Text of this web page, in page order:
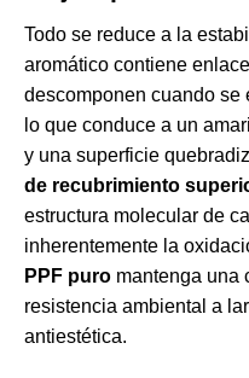
Todo se reduce a la
aromático contiene
descomponen cuando se
lo que conduce a un
y una superficie
de recubrimiento
estructura molecular de
inherentemente la
PPF puro mantenga una
resistencia ambiental a
antiestética.